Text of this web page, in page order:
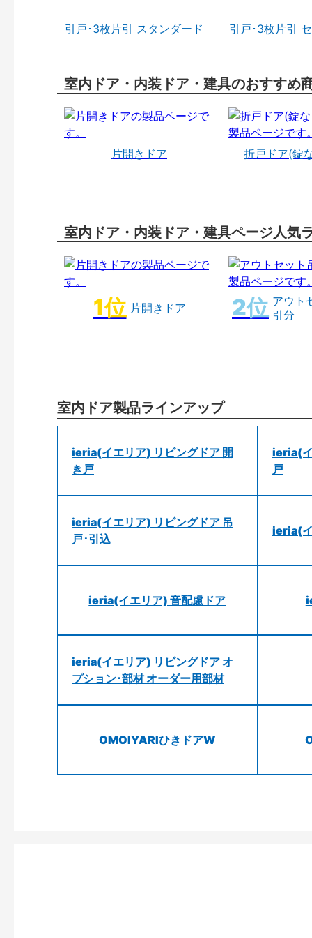
引戸･3枚片引 スタンダード 引戸･3枚片引
室内ドア・内装ドア・建具のおすすめ
片開きドア 折戸ドア(錠
室内ドア・内装ドア・建具ページ人気
片開きドア
アウト
引分
室内ドア製品ラインアップ
ieria(イエリア) リビングドア 開
き戸
ieria(
戸
ieria(イエリア) リビングドア 吊
戸･引込
ieria(
ieria(イエリア) 音配慮ドア
ieria(イエリア) リビングドア オ
プション･部材 オーダー用部材
OMOIYARIひきドアW